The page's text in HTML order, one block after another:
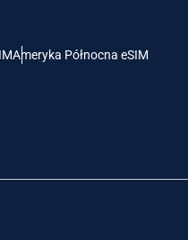
Ameryka Północna eSIM
THB - Bat